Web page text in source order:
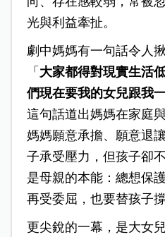
光與利益牽扯。
劇中媽媽有一句話令人揪
「 大家都得對現實生活
們現在要我的女兒跟我
這句話道出媽媽在家庭
媽媽願意承擔、願意退
子承受壓力，但孩子卻
是母親的本能：總想保
再受委屈，也要替孩子
更尖銳的一幕，是大女